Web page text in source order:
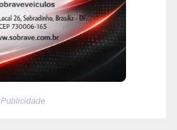
Publicidade